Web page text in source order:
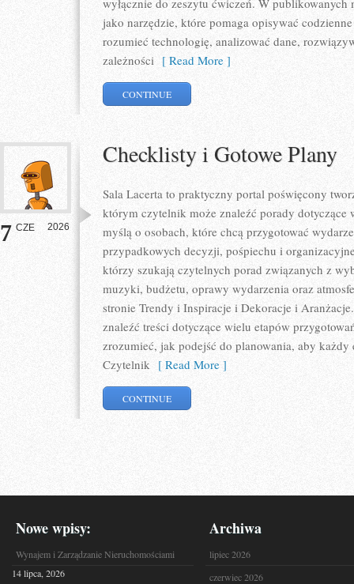
wyłącznie do zeszytu ćwiczeń. W publikowanych
jako narzędzie, które pomaga opisywać
rozumieć technologię, analizować dane,
zależności [ Read More ]
CONTINUE
7 CZE 2026
Checklisty i Gotowe Plany
Sala Lacerta to praktyczny portal poświęcony
którym czytelnik może znaleźć porady dotyczące
myślą o osobach, które chcą przygotować
przypadkowych decyzji, pośpiechu i
którzy szukają czytelnych porad związanych z
muzyki, budżetu, oprawy wydarzenia oraz
stronie Trendy i Inspiracje i Dekoracje i
znaleźć treści dotyczące wielu etapów
zrozumieć, jak podejść do planowania, aby każdy
Czytelnik [ Read More ]
CONTINUE
Nowe wpisy:
Wynajem i Zarządzanie Nieruchomościami
14 lipca, 2026
Archiwa
lipiec 2026
czerwiec 2026